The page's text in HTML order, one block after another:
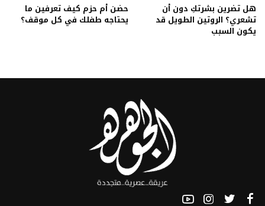
هل تضرين بشرتكِ دون أن
تشعري؟ الروتين الطويل قد
يكون السبب
حضن أم حزم كيف تعرفين ما
يحتاجه طفلك في كل موقف؟